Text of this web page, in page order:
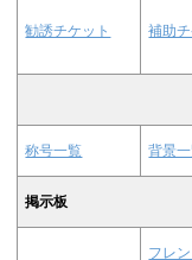
勧誘チケット 補助
称号一覧 背景
掲示板
フレ